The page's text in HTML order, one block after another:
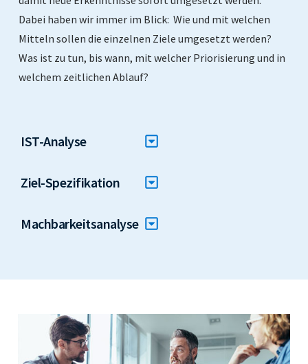
Dabei haben wir immer im Blick: Wie und mit welchen
Mitteln sollen die einzelnen Ziele umgesetzt werden?
Was ist zu tun, bis wann, mit welcher Priorisierung und in
welchem zeitlichen Ablauf?
IST-Analyse
Ziel-Spezifikation
Machbarkeitsanalyse